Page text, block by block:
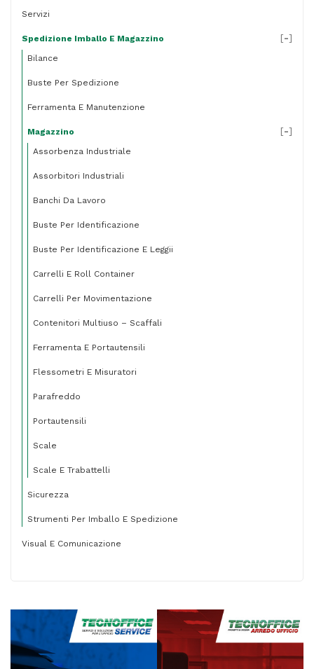
Servizi
Spedizione Imballo E Magazzino
Bilance
Buste Per Spedizione
Ferramenta E Manutenzione
Magazzino
Assorbenza Industriale
Assorbitori Industriali
Banchi Da Lavoro
Buste Per Identificazione
Buste Per Identificazione E Leggii
Carrelli E Roll Container
Carrelli Per Movimentazione
Contenitori Multiuso – Scaffali
Ferramenta E Portautensili
Flessometri E Misuratori
Parafreddo
Portautensili
Scale
Scale E Trabattelli
[-]
Sicurezza
Strumenti Per Imballo E Spedizione
[-]
Visual E Comunicazione